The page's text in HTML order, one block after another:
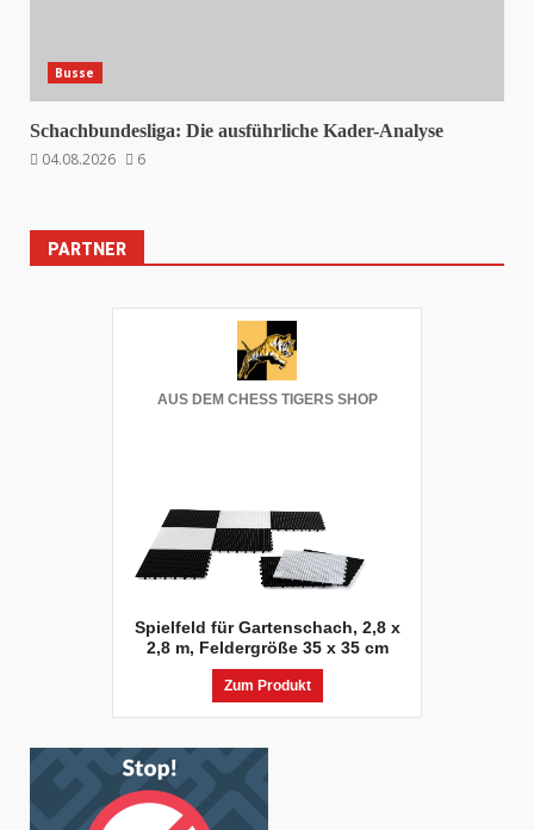
Busse
Schachbundesliga: Die ausführliche Kader-Analyse
04.08.2026
6
PARTNER
AUS DEM CHESS TIGERS SHOP
Spielfeld für Gartenschach, 2,8 x
2,8 m, Feldergröße 35 x 35 cm
Zum Produkt